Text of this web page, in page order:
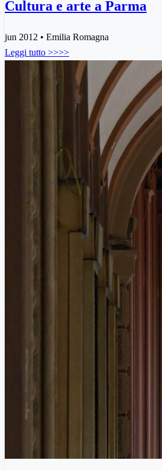
Cultura e arte a Parma
jun 2012 • Emilia Romagna
Leggi tutto >>>>